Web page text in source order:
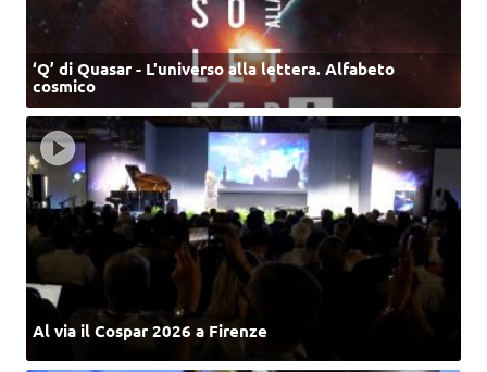
‘Q’ di Quasar - L'universo alla lettera. Alfabeto
cosmico
Al via il Cospar 2026 a Firenze